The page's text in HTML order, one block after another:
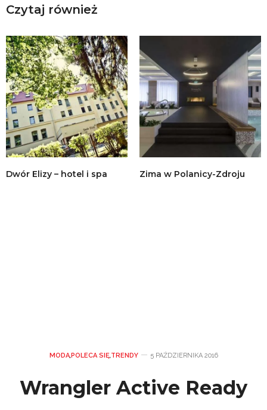
Czytaj również
Dwór Elizy – hotel i spa Zima w Polanicy-Zdroju
MODA,POLECA SIĘ,TRENDY 5 PAŹDZIERNIKA 2016
Wrangler Active Ready